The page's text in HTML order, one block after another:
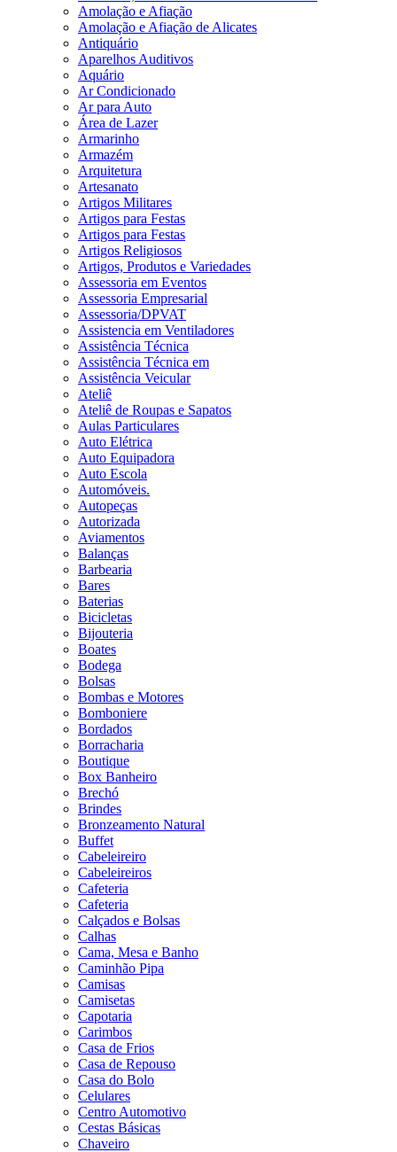
Amolação e Afiação
Amolação e Afiação de Alicates
Antiquário
Aparelhos Auditivos
Aquário
Ar Condicionado
Ar para Auto
Área de Lazer
Armarinho
Armazém
Arquitetura
Artesanato
Artigos Militares
Artigos para Festas
Artigos para Festas
Artigos Religiosos
Artigos, Produtos e Variedades
Assessoria em Eventos
Assessoria Empresarial
Assessoria/DPVAT
Assistencia em Ventiladores
Assistência Técnica
Assistência Técnica em
Assistência Veicular
Ateliê
Ateliê de Roupas e Sapatos
Aulas Particulares
Auto Elétrica
Auto Equipadora
Auto Escola
Automóveis.
Autopeças
Autorizada
Aviamentos
Balanças
Barbearia
Bares
Baterias
Bicicletas
Bijouteria
Boates
Bodega
Bolsas
Bombas e Motores
Bomboniere
Bordados
Borracharia
Boutique
Box Banheiro
Brechó
Brindes
Bronzeamento Natural
Buffet
Cabeleireiro
Cabeleireiros
Cafeteria
Cafeteria
Calçados e Bolsas
Calhas
Cama, Mesa e Banho
Caminhão Pipa
Camisas
Camisetas
Capotaria
Carimbos
Casa de Frios
Casa de Repouso
Casa do Bolo
Celulares
Centro Automotivo
Cestas Básicas
Chaveiro